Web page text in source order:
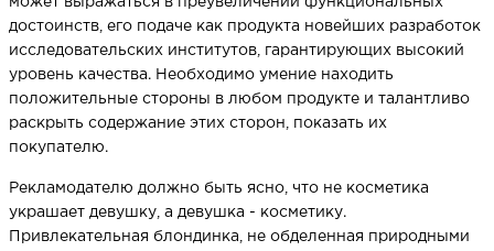
может выражаться в преувеличении функциональных
достоинств, его подаче как продукта новейших разработок
исследовательских институтов, гарантирующих высокий
уровень качества. Необходимо умение находить
положительные стороны в любом продукте и талантливо
раскрыть содержание этих сторон, показать их
покупателю.
Рекламодателю должно быть ясно, что не косметика
украшает девушку, а девушка - косметику.
Привлекательная блондинка, не обделенная природными